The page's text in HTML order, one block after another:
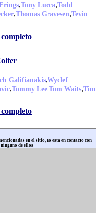
,Tony Lucca,Todd
,Thomas Gravesen,Tevin
Galifianakis,Wyclef
,Tommy Lee,Tom Waits,Tim
en el sitio, no esta en contacto con
de ellos